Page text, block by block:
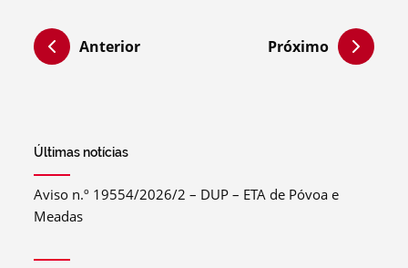
Anterior Próximo
Últimas notícias
Aviso n.º 19554/2026/2 – DUP – ETA de Póvoa e
Meadas